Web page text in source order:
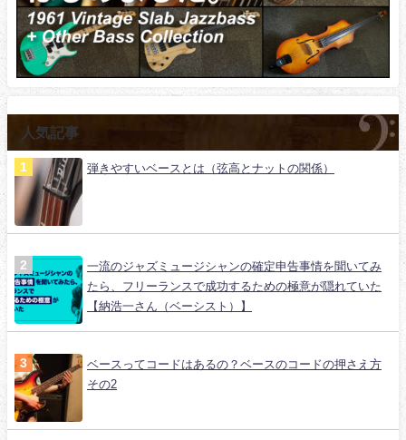
人気記事
弾きやすいベースとは（弦高とナットの関係）
一流のジャズミュージシャンの確定申告事情を聞いてみ
たら、フリーランスで成功するための極意が隠れていた
【納浩一さん（ベーシスト）】
ベースってコードはあるの？ベースのコードの押さえ方
その2